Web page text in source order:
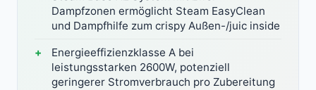
Dampfzonen ermöglicht Steam EasyClean
und Dampfhilfe zum crispy Außen-/juic inside
Energieeffizienzklasse A bei
leistungsstarken 2600W, potenziell
geringerer Stromverbrauch pro Zubereitung